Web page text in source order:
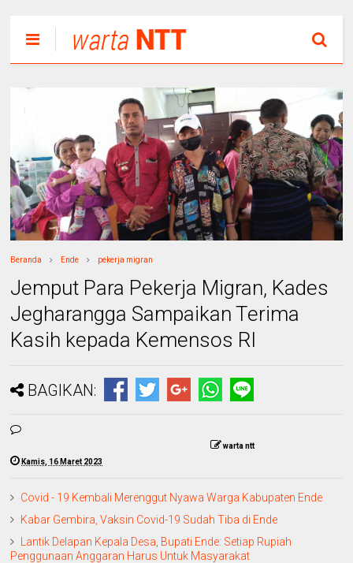
Beranda Ende pekerja migran
Jemput Para Pekerja Migran, Kades
Jegharangga Sampaikan Terima
Kasih kepada Kemensos RI
BAGIKAN:
warta ntt
Kamis, 16 Maret 2023
Covid - 19 Kembali Merenggut Nyawa Warga Kabupaten Ende
Kabar Gembira, Vaksin Covid-19 Sudah Tiba di Ende
Lantik Delapan Kepala Desa, Bupati Ende: Setiap Rupiah
Penggunaan Anggaran Harus Untuk Masyarakat